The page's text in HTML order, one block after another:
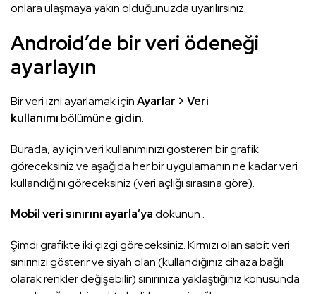
onlara ulaşmaya yakın olduğunuzda uyarılırsınız.
Android’de bir veri ödeneği
ayarlayın
Bir veri izni ayarlamak içinAyarlar > Veri
kullanımıbölümüne gidin.
Burada, ay için veri kullanımınızı gösteren bir grafik
göreceksiniz ve aşağıda her bir uygulamanın ne kadar veri
kullandığını göreceksiniz (veri açlığı sırasına göre).
Mobil veri sınırını ayarla’yadokunun .
Şimdi grafikte iki çizgi göreceksiniz. Kırmızı olan sabit veri
sınırınızı gösterir ve siyah olan (kullandığınız cihaza bağlı
olarak renkler değişebilir) sınırınıza yaklaştığınız konusunda